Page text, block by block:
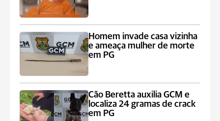
Homem invade casa vizinha
e ameaça mulher de morte
em PG
Cão Beretta auxilia GCM e
localiza 24 gramas de crack
em PG